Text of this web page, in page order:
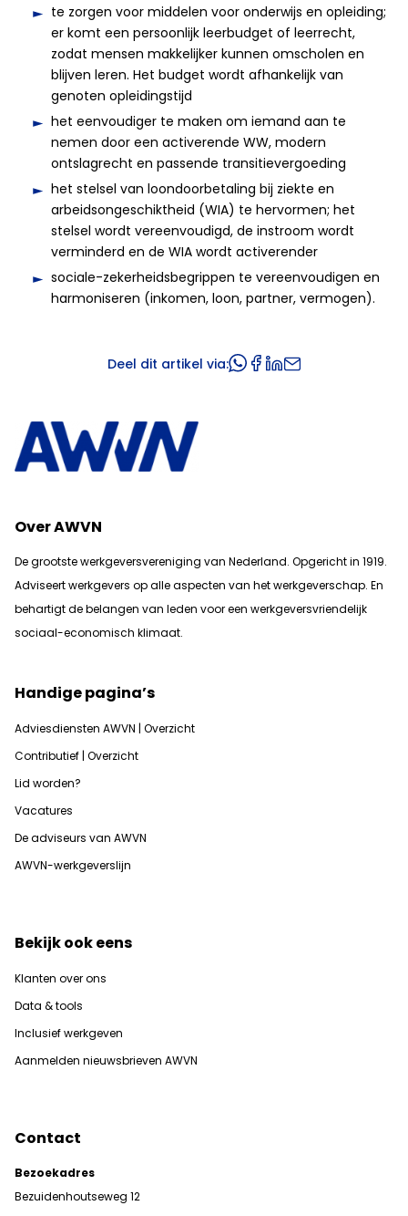
te zorgen voor middelen voor onderwijs en opleiding;
er komt een persoonlijk leerbudget of leerrecht,
zodat mensen makkelijker kunnen omscholen en
blijven leren. Het budget wordt afhankelijk van
genoten opleidingstijd
het eenvoudiger te maken om iemand aan te
nemen door een activerende WW, modern
ontslagrecht en passende transitievergoeding
het stelsel van loondoorbetaling bij ziekte en
arbeidsongeschiktheid (WIA) te hervormen; het
stelsel wordt vereenvoudigd, de instroom wordt
verminderd en de WIA wordt activerender
sociale-zekerheidsbegrippen te vereenvoudigen en
harmoniseren (inkomen, loon, partner, vermogen).
Deel dit artikel via:
Over AWVN
De grootste werkgeversvereniging van Nederland. Opgericht in 1919.
Adviseert werkgevers op alle aspecten van het werkgeverschap. En
behartigt de belangen van leden voor een werkgeversvriendelijk
sociaal-economisch klimaat.
Handige pagina’s
Adviesdiensten AWVN | Overzicht
Contributief | Overzicht
Lid worden?
Vacatures
De adviseurs van AWVN
AWVN-werkgeverslijn
Bekijk ook eens
Klanten over ons
Data & tools
Inclusief werkgeven
Aanmelden nieuwsbrieven AWVN
Contact
Bezoekadres
Bezuidenhoutseweg 12